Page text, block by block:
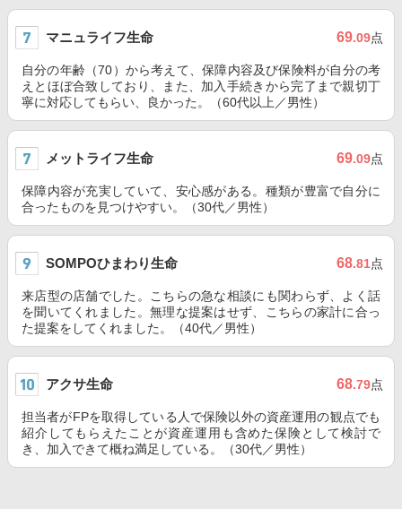
マニュライフ生命 69.09点
自分の年齢（70）から考えて、保障内容及び保険料が自分の考
えとほぼ合致しており、また、加入手続きから完了まで親切丁
寧に対応してもらい、良かった。（60代以上／男性）
メットライフ生命 69.09点
保障内容が充実していて、安心感がある。種類が豊富で自分に
合ったものを見つけやすい。（30代／男性）
SOMPOひまわり生命 68.81点
来店型の店舗でした。こちらの急な相談にも関わらず、よく話
を聞いてくれました。無理な提案はせず、こちらの家計に合っ
た提案をしてくれました。（40代／男性）
アクサ生命 68.79点
担当者がFPを取得している人で保険以外の資産運用の観点でも
紹介してもらえたことが資産運用も含めた保険として検討で
き、加入できて概ね満足している。（30代／男性）